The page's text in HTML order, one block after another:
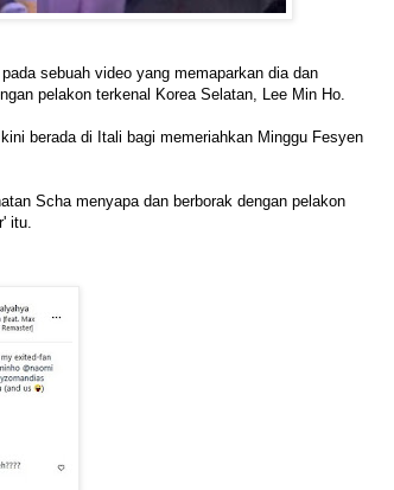
sebuah video yang memaparkan dia dan
pelakon terkenal Korea Selatan, Lee Min Ho.
berada di Itali bagi memeriahkan Minggu Fesyen
Scha menyapa dan berborak dengan pelakon
itu.